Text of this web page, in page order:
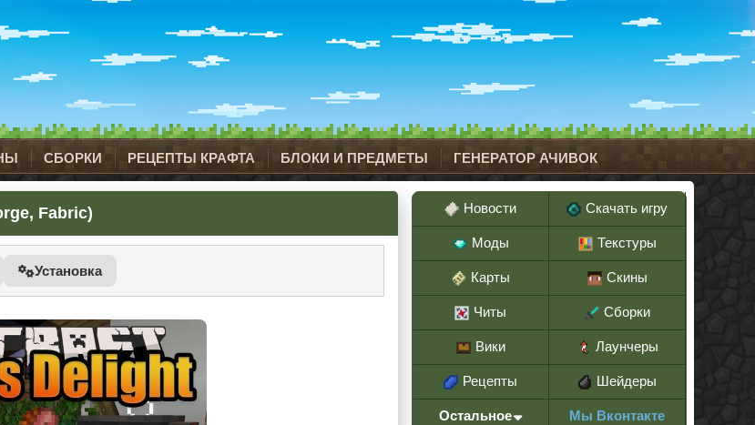
СБОРКИ РЕЦЕПТЫ КРАФТА БЛОКИ И ПРЕДМЕТЫ ГЕНЕРАТОР АЧИВОК
Fabric)
Установка
Новости Скачать игру
Моды Текстуры
Карты Скины
Читы Сборки
Вики Лаунчеры
Рецепты Шейдеры
Остальное Мы Вконтакте